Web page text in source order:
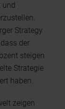
und
Strategy
der
steigen
Strategie
haben.
zeigen